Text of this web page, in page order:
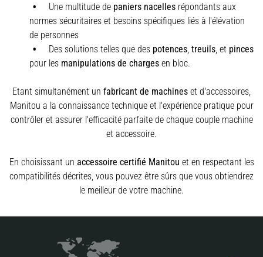
Une multitude de paniers nacelles répondants aux
normes sécuritaires et besoins spécifiques liés à l'élévation
de personnes
Des solutions telles que des potences treuils et pinces
pour les manipulations de charges en bloc.
Etant simultanément un fabricant de machines et d'accessoires,
Manitou a la connaissance technique et l'expérience pratique pour
contrôler et assurer l'efficacité parfaite de chaque couple machine
et accessoire.
En choisissant un accessoire certifié Manitou et en respectant les
compatibilités décrites, vous pouvez être sûrs que vous obtiendrez
le meilleur de votre machine.